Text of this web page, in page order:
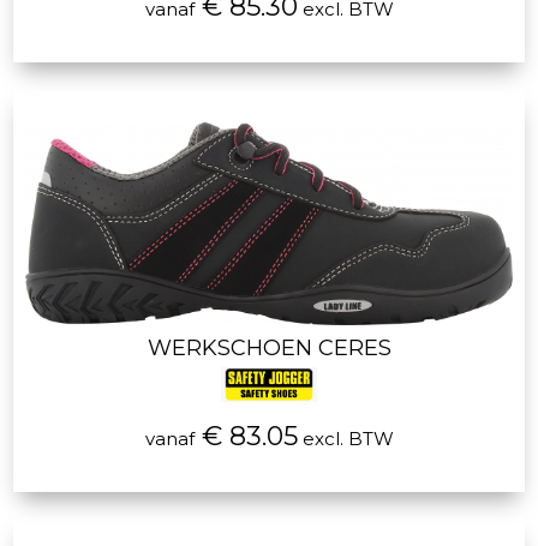
vanaf€ 85.30 excl. BTW
WERKSCHOEN CERES
vanaf€ 83.05excl. BTW